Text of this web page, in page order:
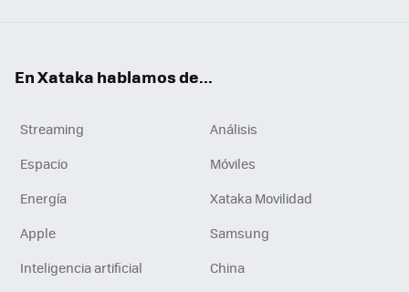
En Xataka hablamos de...
Streaming
Análisis
Espacio
Móviles
Energía
Xataka Movilidad
Apple
Samsung
Inteligencia artificial
China